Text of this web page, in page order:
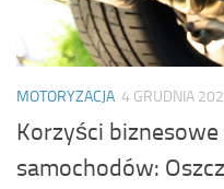
MOTORYZACJA 4 GRUDNIA
Korzyści
samochodów: